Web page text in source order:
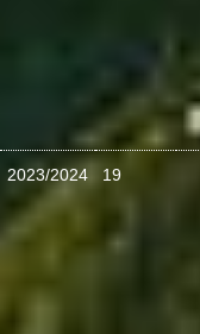
2023/2024 19